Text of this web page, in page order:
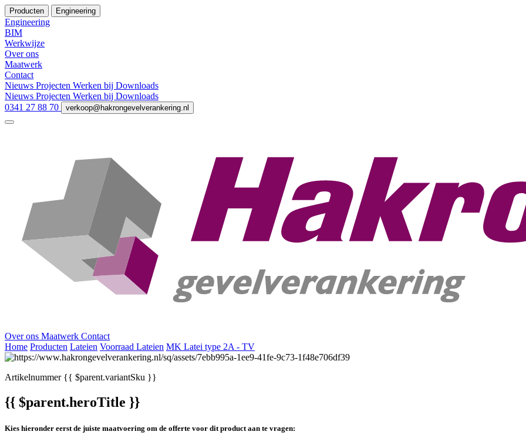
Producten Engineering
Engineering
BIM
Werkwijze
Over ons
Maatwerk
Contact
Nieuws Projecten Werken bij Downloads
Nieuws Projecten Werken bij Downloads
0341 27 88 70
verkoop@hakrongevelverankering.nl
Over ons Maatwerk Contact
Home Producten Lateien Voorraad Lateien MK Latei type 2A - TV
Artikelnummer{{ $parent.variantSku }}
{{ $parent.heroTitle }}
Kies hieronder eerst de juiste maatvoering om de offerte voor dit product aan te vragen: